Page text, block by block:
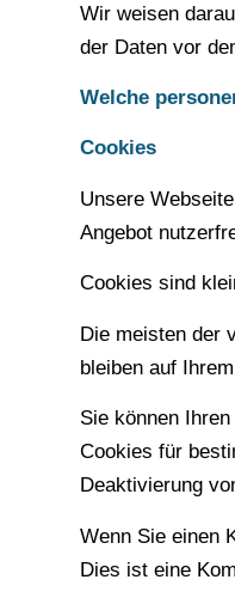
Wir weisen
der Daten vor
Welche
Cookies
Unsere
Angebot
Cookies sind
Die meisten der
bleiben auf
Sie können
Cookies für
Deaktivierung
Wenn Sie einen
Dies ist eine